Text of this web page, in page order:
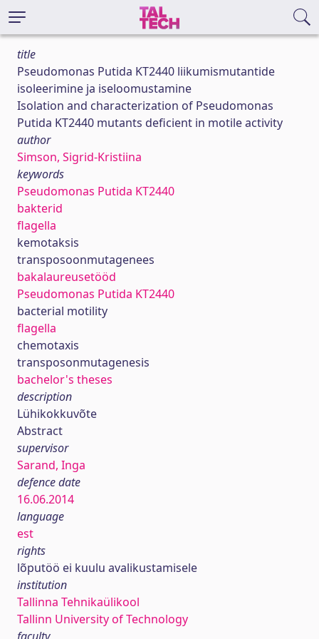
title
Pseudomonas Putida KT2440 liikumismutantide
isoleerimine ja iseloomustamine
Isolation and characterization of Pseudomonas
Putida KT2440 mutants deficient in motile activity
author
Simson, Sigrid-Kristiina
keywords
Pseudomonas Putida KT2440
bakterid
flagella
kemotaksis
transposoonmutagenees
bakalaureusetööd
Pseudomonas Putida KT2440
bacterial motility
flagella
chemotaxis
transposonmutagenesis
bachelor's theses
description
Lühikokkuvõte
Abstract
supervisor
Sarand, Inga
defence date
16.06.2014
language
est
rights
lõputöö ei kuulu avalikustamisele
institution
Tallinna Tehnikaülikool
Tallinn University of Technology